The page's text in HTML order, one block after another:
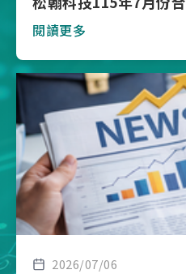
閱讀更多
2026/07/06